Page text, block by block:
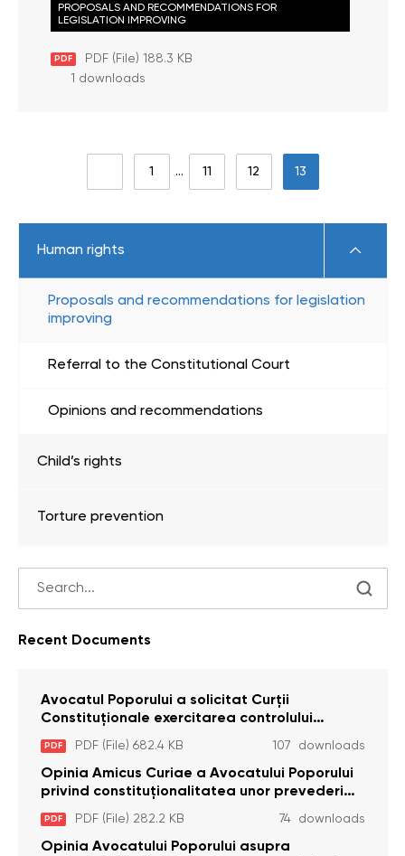
PDF PDF (File) 188.3 KB
PROPOSALS AND RECOMMENDATIONS FOR
LEGISLATION IMPROVING
1 downloads
1 … 11 12 13
Human rights
Proposals and recommendations for legislation
improving
Referral to the Constitutional Court
Opinions and recommendations
Child’s rights
Torture prevention
Recent Documents
Avocatul Poporului a solicitat Curţii
Constituţionale exercitarea controlului
constituţionalităţii unor prevederi cu privire la
plata alocației sociale de stat persoanelor
cu dizabilitați care sunt private de liberate
PDF PDF (File) 682.4 KB 107 downloads
Opinia Amicus Curiae a Avocatului Poporului
privind constituționalitatea unor prevederi
care interzic angajarea în organizațiile de
pază particulară a persoanelor condamnate
pentru comiterea cu intenție a unor infracțiuni
PDF PDF (File) 282.2 KB 74 downloads
Opinia Avocatului Poporului asupra